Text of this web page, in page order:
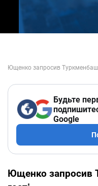
Будьте
Google
Ющенко запросив